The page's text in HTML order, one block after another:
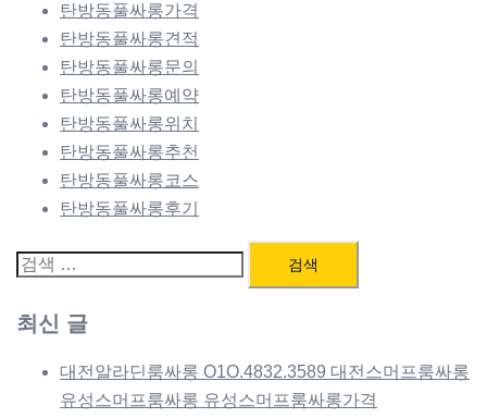
탄방동풀싸롱가격
탄방동풀싸롱견적
탄방동풀싸롱문의
탄방동풀싸롱예약
탄방동풀싸롱위치
탄방동풀싸롱추천
탄방동풀싸롱코스
탄방동풀싸롱후기
검
최신 글
대전알라딘룸싸롱 O1O.4832.3589 대전스머프룸싸롱
유성스머프룸싸롱 유성스머프룸싸롱가격